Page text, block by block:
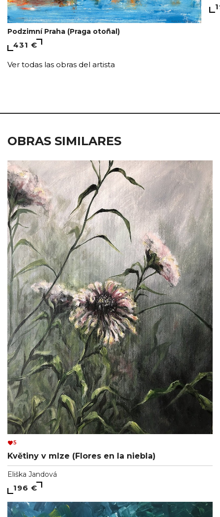
Podzimní Praha (Praga otoñal)
431 €
Ver todas las obras del artista
OBRAS SIMILARES
5
Květiny v mlze (Flores en la niebla)
Eliška Jandová
196 €